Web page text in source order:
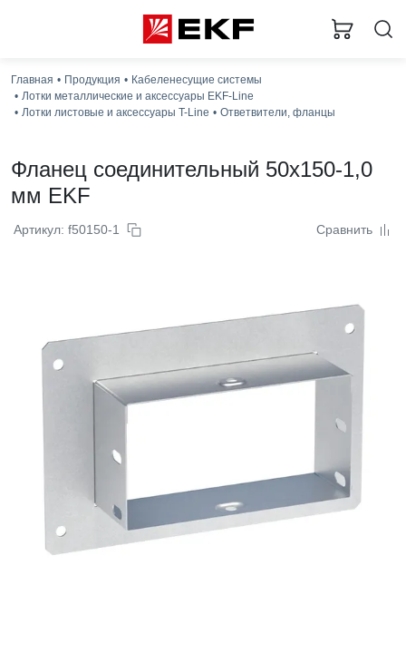
Главная Продукция
Кабеленесущие системы
Лотки металлические и аксессуары EKF-Line
Лотки листовые и аксессуары T-Line
Ответвители, фланцы
Фланец соединительный 50x150-1,0
мм EKF
Артикул: f50150-1 Сравнить